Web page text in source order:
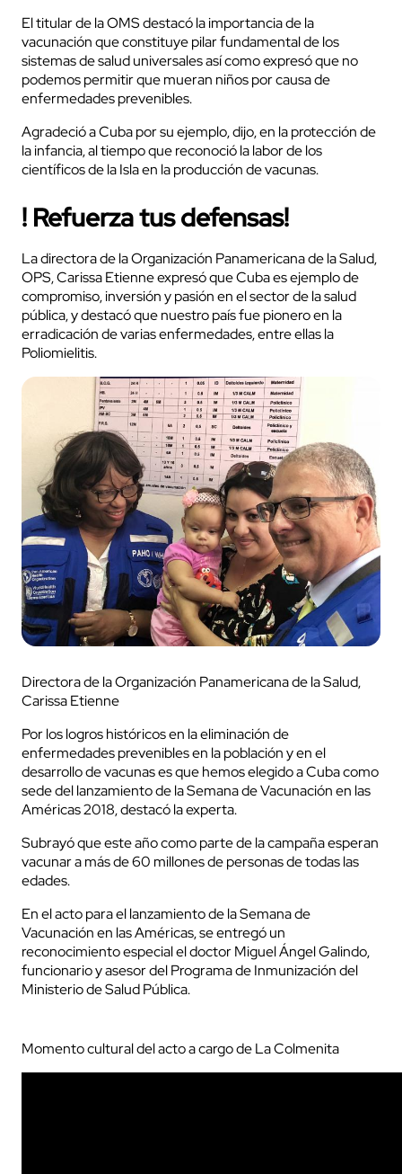
El titular de la OMS destacó la importancia de la
vacunación que constituye pilar fundamental de los
sistemas de salud universales así como expresó que no
podemos permitir que mueran niños por causa de
enfermedades prevenibles.
Agradeció a Cuba por su ejemplo, dijo, en la protección de
la infancia, al tiempo que reconoció la labor de los
científicos de la Isla en la producción de vacunas.
! Refuerza tus defensas!
La directora de la Organización Panamericana de la Salud,
OPS, Carissa Etienne expresó que Cuba es ejemplo de
compromiso, inversión y pasión en el sector de la salud
pública, y destacó que nuestro país fue pionero en la
erradicación de varias enfermedades, entre ellas la
Poliomielitis.
Directora de la Organización Panamericana de la Salud,
Carissa Etienne
Por los logros históricos en la eliminación de
enfermedades prevenibles en la población y en el
desarrollo de vacunas es que hemos elegido a Cuba como
sede del lanzamiento de la Semana de Vacunación en las
Américas 2018, destacó la experta.
Subrayó que este año como parte de la campaña esperan
vacunar a más de 60 millones de personas de todas las
edades.
En el acto para el lanzamiento de la Semana de
Vacunación en las Américas, se entregó un
reconocimiento especial el doctor Miguel Ángel Galindo,
funcionario y asesor del Programa de Inmunización del
Ministerio de Salud Pública.
Momento cultural del acto a cargo de La Colmenita